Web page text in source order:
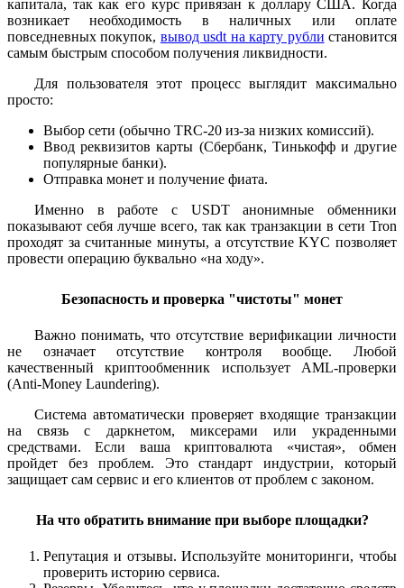
капитала, так как его курс привязан к доллару США. Когда
возникает необходимость в наличных или оплате
повседневных покупок, вывод usdt на карту рубли становится
самым быстрым способом получения ликвидности.
Для пользователя этот процесс выглядит максимально
просто:
Выбор сети (обычно TRC-20 из-за низких комиссий).
Ввод реквизитов карты (Сбербанк, Тинькофф и другие
популярные банки).
Отправка монет и получение фиата.
Именно в работе с USDT анонимные обменники
показывают себя лучше всего, так как транзакции в сети Tron
проходят за считанные минуты, а отсутствие KYC позволяет
провести операцию буквально «на ходу».
Безопасность и проверка "чистоты" монет
Важно понимать, что отсутствие верификации личности
не означает отсутствие контроля вообще. Любой
качественный криптообменник использует AML-проверки
(Anti-Money Laundering).
Система автоматически проверяет входящие транзакции
на связь с даркнетом, миксерами или украденными
средствами. Если ваша криптовалюта «чистая», обмен
пройдет без проблем. Это стандарт индустрии, который
защищает сам сервис и его клиентов от проблем с законом.
На что обратить внимание при выборе площадки?
Репутация и отзывы. Используйте мониторинги, чтобы
проверить историю сервиса.